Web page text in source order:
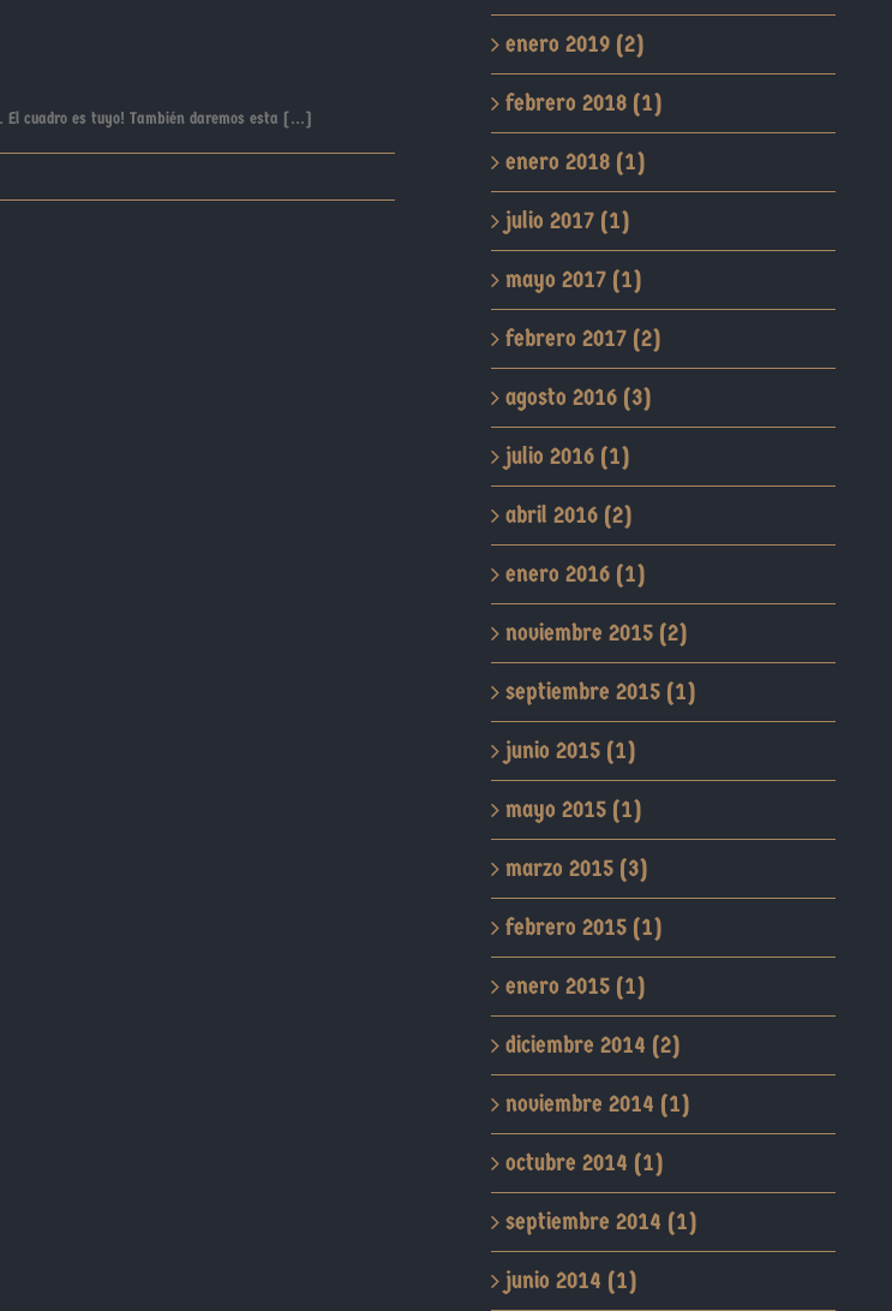
cuadro es tuyo! También daremos esta [...]
enero 2019 (2)
febrero 2018 (1)
enero 2018 (1)
julio 2017 (1)
mayo 2017 (1)
febrero 2017 (2)
agosto 2016 (3)
julio 2016 (1)
abril 2016 (2)
enero 2016 (1)
noviembre 2015 (2)
septiembre 2015 (1)
junio 2015 (1)
mayo 2015 (1)
marzo 2015 (3)
febrero 2015 (1)
enero 2015 (1)
diciembre 2014 (2)
noviembre 2014 (1)
octubre 2014 (1)
septiembre 2014 (1)
junio 2014 (1)